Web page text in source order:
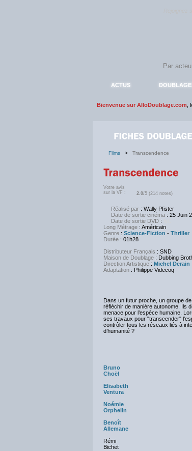
ACTUS
Bienvenue sur AlloDoublage.com
Films > Transcendence
Votre avis
sur la VF :
2.0/5 (214 notes)
Réalisé par : Wally Pfister
Date de sortie cinéma : 25 Juin
Date de sortie DVD :
Long Métrage : Américain
Genre : Science-Fiction - Thriller
Durée : 01h28
Distributeur Français : SND
Maison de Doublage : Dubbing
Direction Artistique : Michel Derain
Adaptation : Philippe Videcoq
Dans un futur proche, un groupe
réfléchir de manière autonome. Ils
menace pour l’espèce humaine.
ses travaux pour "transcender"
contrôler tous les réseaux liés à
d’humanité ?
Bruno
Choël
Elisabeth
Ventura
Noémie
Orphelin
Benoît
Allemane
Rémi
Bichet